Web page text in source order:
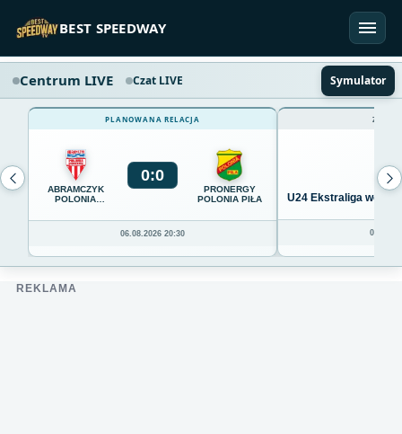
BEST SPEEDWAY
Centrum LIVE Czat LIVE Symulator
PLANOWANA RELACJA
ABRAMCZYK
POLONIA
0:0
PRONERGY
POLONIA PIŁA
06.08.2026 20:30
U24 Ekstraliga we
REKLAMA